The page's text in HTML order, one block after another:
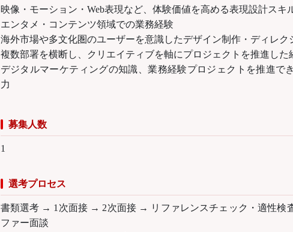
映像・モーション・Web表現など、体験価値を高める表現設計スキ
エンタメ・コンテンツ領域での業務経験
海外市場や多文化圏のユーザーを意識したデザイン制作・ディレク
複数部署を横断し、クリエイティブを軸にプロジェクトを推進した
デジタルマーケティングの知識、業務経験プロジェクトを推進で
力
募集人数
1
選考プロセス
書類選考 → 1次面接 → 2次面接 → リファレンスチェック・適性
ファー面談